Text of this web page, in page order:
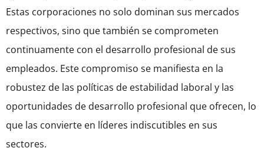
Estas corporaciones no solo dominan sus mercados
respectivos, sino que también se comprometen
continuamente con el desarrollo profesional de sus
empleados. Este compromiso se manifiesta en la
robustez de las políticas de estabilidad laboral y las
oportunidades de desarrollo profesional que ofrecen, lo
que las convierte en líderes indiscutibles en sus
sectores.